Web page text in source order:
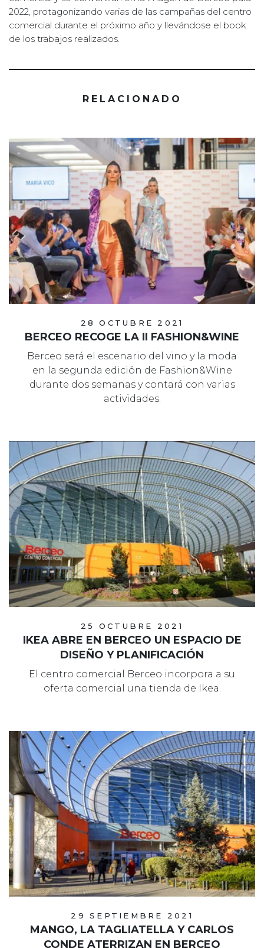
2022, protagonizando varias de las campañas del centro
comercial durante el próximo año y llevándose el book
de los trabajos realizados.
RELACIONADO
28 OCTUBRE 2021
BERCEO RECOGE LA II FASHION&WINE
Berceo será el escenario del vino y la moda
en la segunda edición de Fashion&Wine
durante dos semanas y contará con varias
actividades.
25 OCTUBRE 2021
IKEA ABRE EN BERCEO UN ESPACIO DE
DISEÑO Y PLANIFICACIÓN
El centro comercial Berceo incorpora a su
oferta comercial una tienda de Ikea.
29 SEPTIEMBRE 2021
MANGO, LA TAGLIATELLA Y CARLOS
CONDE ATERRIZAN EN BERCEO